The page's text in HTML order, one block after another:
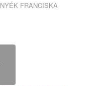
FRANCISKA